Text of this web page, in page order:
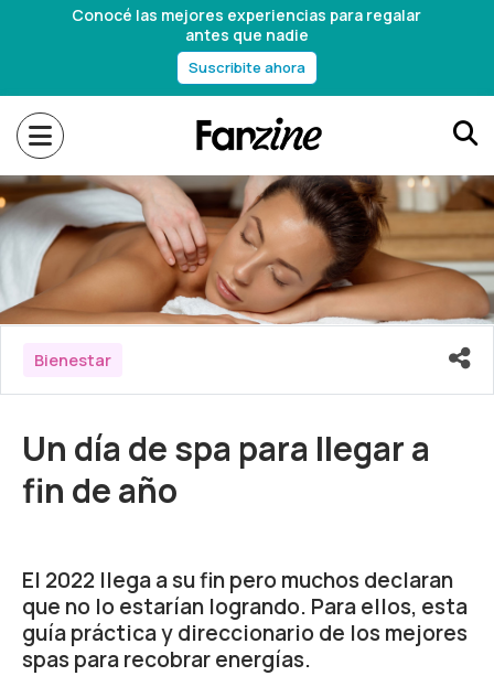
Conocé las mejores experiencias para regalar
antes que nadie
Suscribite ahora
Bienestar
Un día de spa para llegar a
fin de año
El 2022 llega a su fin pero muchos declaran
que no lo estarían logrando. Para ellos, esta
guía práctica y direccionario de los mejores
spas para recobrar energías.